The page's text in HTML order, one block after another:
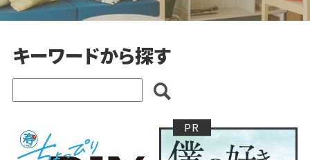
キーワードから探す